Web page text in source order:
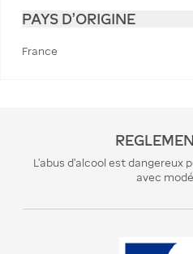
PAYS D'ORIGINE
France
L’abus d’alcool est
avec